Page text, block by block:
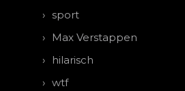
sport
Max Verstappen
hilarisch
wtf